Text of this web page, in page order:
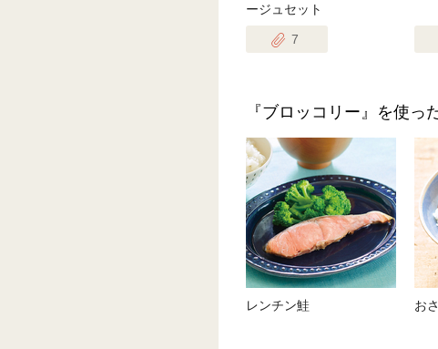
ージュセット
7
『ブロッコリー』を使っ
レンチン鮭 お